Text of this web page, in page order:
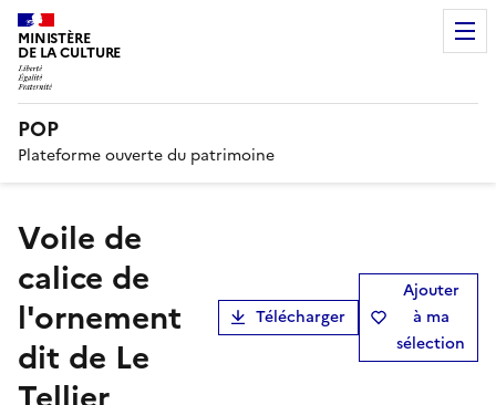
MINISTÈRE
DE LA CULTURE
POP
Plateforme ouverte du patrimoine
voile de
calice de
l'ornement
dit de Le
Télécharger
Ajouter
à ma
sélection